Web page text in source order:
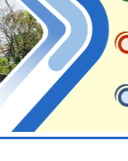
第2次
動站研